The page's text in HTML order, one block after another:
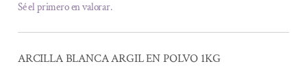
Sé el primero en valorar.
ARCILLA BLANCA ARGIL EN POLVO 1KG